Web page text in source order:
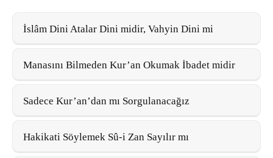
İslâm Dini Atalar Dini midir, Vahyin Dini mi
Manasını Bilmeden Kur’an Okumak İbadet midir
Sadece Kur’an’dan mı Sorgulanacağız
Hakikati Söylemek Sû-i Zan Sayılır mı